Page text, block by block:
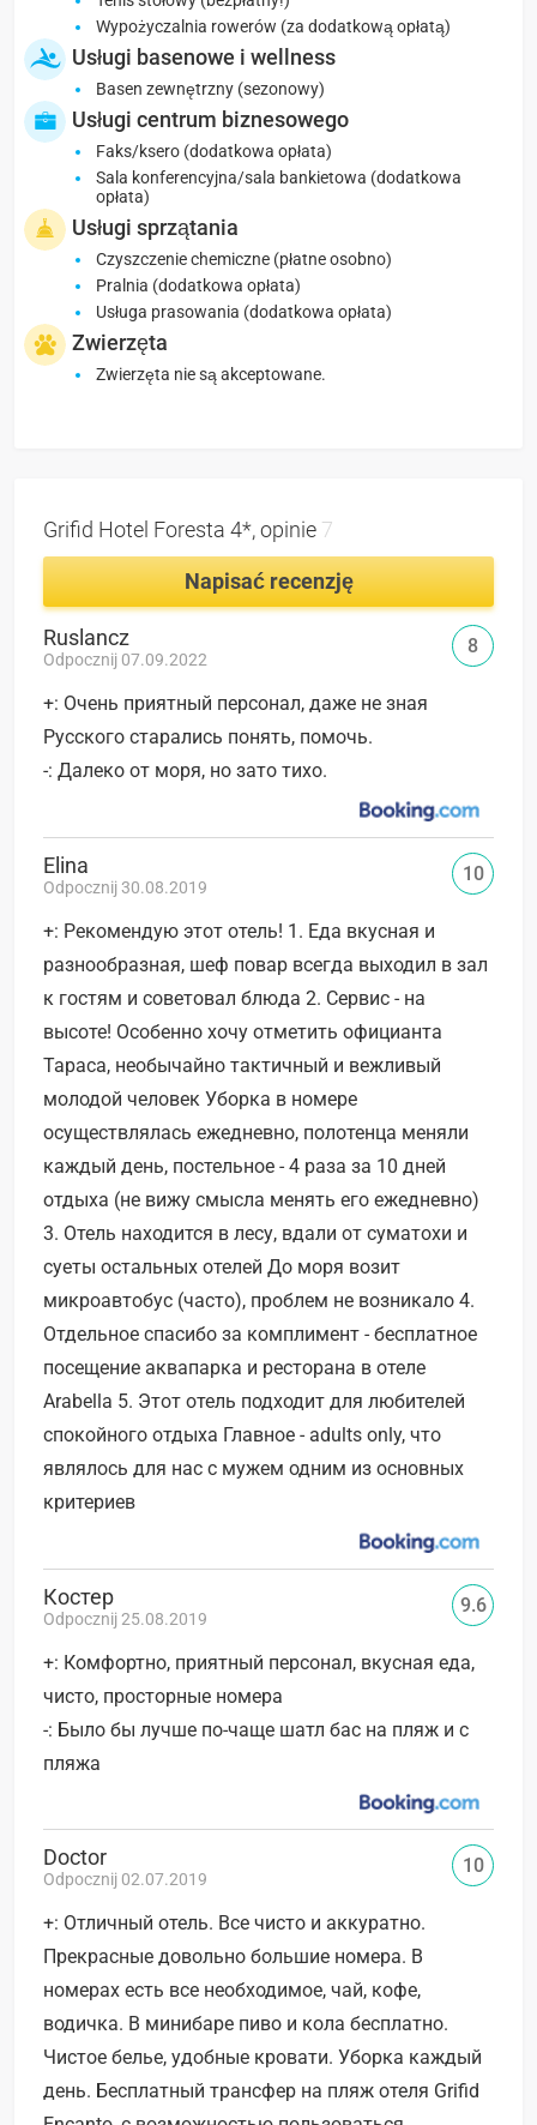
Wypożyczalnia rowerów (za dodatkową opłatą)
Usługi basenowe i wellness
Basen zewnętrzny (sezonowy)
Usługi centrum biznesowego
Faks/ksero (dodatkowa opłata)
Sala konferencyjna/sala bankietowa (dodatkowa
opłata)
Usługi sprzątania
Czyszczenie chemiczne (płatne osobno)
Pralnia (dodatkowa opłata)
Usługa prasowania (dodatkowa opłata)
Zwierzęta
Zwierzęta nie są akceptowane.
Grifid Hotel Foresta 4*, opinie 7
Napisać recenzję
Ruslancz
Odpocznij 07.09.2022
+: Очень приятный персонал, даже не зная
Русского старались понять, помочь.
-: Далеко от моря, но зато тихо.
8
Elina
Odpocznij 30.08.2019
+: Рекомендую этот отель! 1. Еда вкусная и
разнообразная, шеф повар всегда выходил в зал
к гостям и советовал блюда 2. Сервис - на
высоте! Особенно хочу отметить официанта
Тараса, необычайно тактичный и вежливый
молодой человек Уборка в номере
осуществлялась ежедневно, полотенца меняли
каждый день, постельное - 4 раза за 10 дней
отдыха (не вижу смысла менять его ежедневно)
3. Отель находится в лесу, вдали от суматохи и
суеты остальных отелей До моря возит
микроавтобус (часто), проблем не возникало 4.
Отдельное спасибо за комплимент - бесплатное
посещение аквапарка и ресторана в отеле
Arabella 5. Этот отель подходит для любителей
спокойного отдыха Главное - adults only, что
являлось для нас с мужем одним из основных
критериев
10
Костер
Odpocznij 25.08.2019
+: Комфортно, приятный персонал, вкусная еда,
чисто, просторные номера
-: Было бы лучше по-чаще шатл бас на пляж и с
пляжа
9.6
Doctor
Odpocznij 02.07.2019
+: Отличный отель. Все чисто и аккуратно.
Прекрасные довольно большие номера. В
номерах есть все необходимое, чай, кофе,
водичка. В минибаре пиво и кола бесплатно.
Чистое белье, удобные кровати. Уборка каждый
день. Бесплатный трансфер на пляж отеля Grifid
10